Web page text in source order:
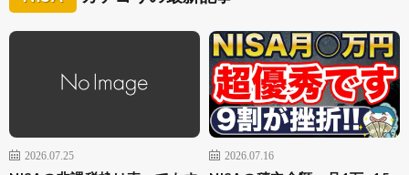
2026.07.25 2026.07.16